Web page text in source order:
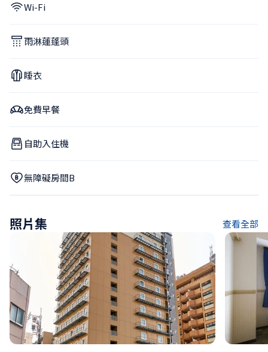
Wi-Fi
雨淋蓮蓬頭
睡衣
免費早餐
自助入住機
無障礙房間B
照片集 查看全部